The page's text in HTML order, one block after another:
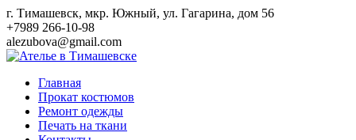
Перейти
к
контенту
г. Тимашевск, мкр. Южный, ул. Гагарина, дом 56
+7989 266-10-98
alezubova@gmail.com
Главная
Прокат костюмов
Ремонт одежды
Печать на ткани